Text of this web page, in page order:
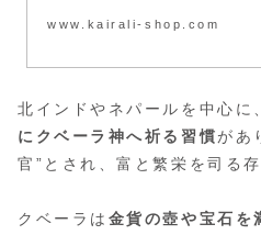
www.kairali-shop.com
北インドやネパールを中心に
にクベーラ神へ祈る習慣があ
官”とされ、富と繁栄を司る存
クベーラは 金貨の壺や宝石を